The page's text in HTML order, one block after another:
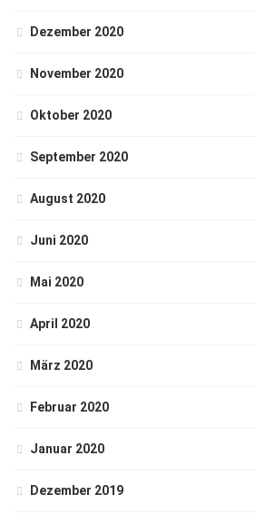
Dezember 2020
November 2020
Oktober 2020
September 2020
August 2020
Juni 2020
Mai 2020
April 2020
März 2020
Februar 2020
Januar 2020
Dezember 2019